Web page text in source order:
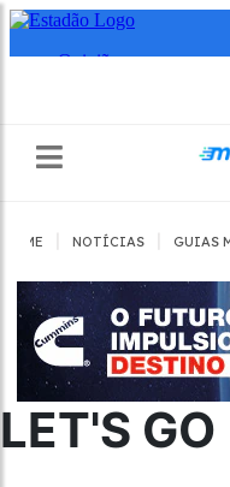
HOME NOTÍCIAS GUIAS
LET'S GO